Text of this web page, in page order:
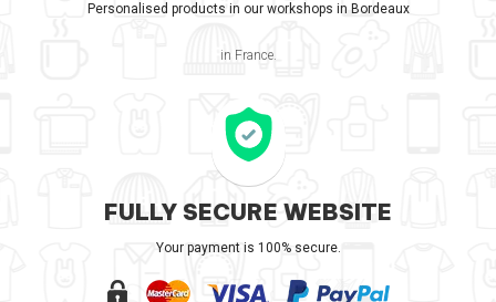
Personalised products in our workshops in Bordeaux
in France.
FULLY SECURE WEBSITE
Your payment is 100% secure.